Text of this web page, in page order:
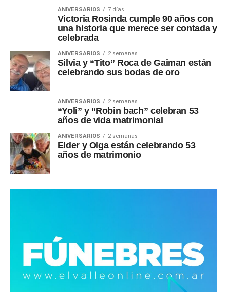
ANIVERSARIOS 7 días
Victoria Rosinda cumple 90 años con
una historia que merece ser contada y
celebrada
ANIVERSARIOS 2 semanas
Silvia y “Tito” Roca de Gaiman están
celebrando sus bodas de oro
ANIVERSARIOS 2 semanas
“Yoli” y “Robin bach” celebran 53
años de vida matrimonial
ANIVERSARIOS 2 semanas
Elder y Olga están celebrando 53
años de matrimonio